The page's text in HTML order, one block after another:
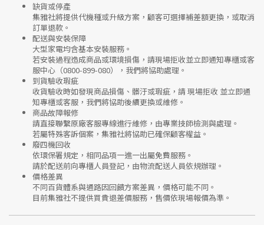
缺貨或停產
集雅社將提供代機種或升級方案 ，顧客可選擇補差額更換，或取消
訂單退款。
配送與安裝保障
大型家電均含基本安裝服務。
若安裝過程造成商品或環境損傷，請現場拒收並立即通知專櫃或客
服中心 （0800-899-080），我們將協助處理。
到貨驗收瑕疵
收貨驗收時如發現商品損傷、髒汙或瑕疵 ，請 現場拒收 並立即通
知專櫃或客服，我們將協助後續更換或維修。
商品故障報修
請直接聯繫原廠客服專線進行維修，由專業技師檢測與處理。
若屬特殊客訴個案，集雅社將協助已確保顧客權益。
廢四機回收
依環保署規定，相同品項一進一出屬免費服務。
請於配送前向專櫃人員登記，由物流配送人員依規辦理。
價格差異
不同百貨體系與通路因回饋方案差異，價格可能不同。
目前集雅社不提供買貴退差價服務 ，售價依現場報價為準。